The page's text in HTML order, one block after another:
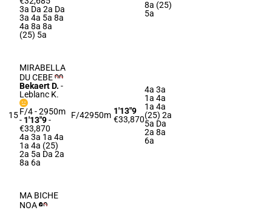
3a Da 2a Da
3a 4a 5a 8a
4a 8a 8a
(25) 5a
8a (25)
5a
15
MIRABELLA
DU CEBE
Bekaert D. -
Leblanc K.
F/4 - 2950m
- 1'13"9-
€33,870
4a 3a 1a 4a
1a 4a (25)
2a 5a Da 2a
8a 6a
F/42950m 1'13"9
€33,870
4a 3a
1a 4a
1a 4a
(25) 2a
5a Da
2a 8a
6a
MA BICHE
NOA